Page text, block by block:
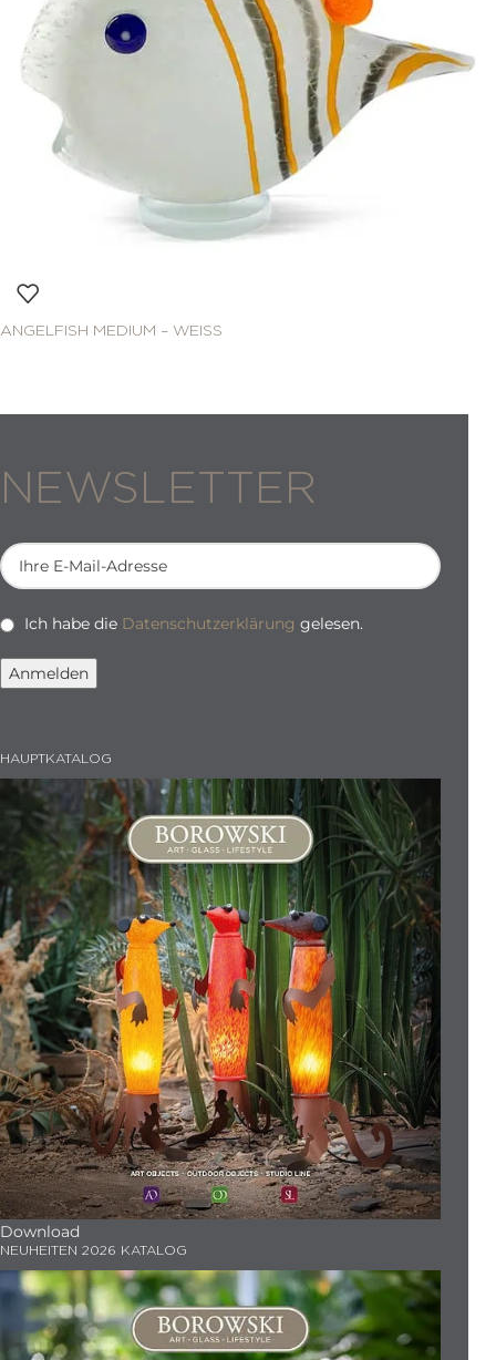
ANGELFISH MEDIUM – WEISS
NEWSLETTER
Ich habe die Datenschutzerklärung gelesen.
HAUPTKATALOG
Download
NEUHEITEN 2026 KATALOG